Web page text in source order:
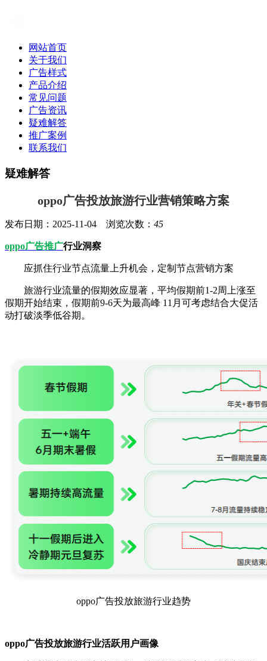
网站首页
关于我们
广告样式
产品介绍
常见问题
广告资讯
疑难解答
推广案例
联系我们
疑难解答
oppo广告投放旅游行业营销策略方案
发布日期：2025-11-04 浏览次数： 45
oppo广告推广行业洞察
应抓住行业节点流量上升机会，定制节点营销方案
旅游行业流量的假期效应显著，平均假期前1-2周上涨至
假期开始结束，假期前9-6天为最高峰 11月可考虑结合大促活
动打破淡季低谷期。
oppo广告投放旅游行业趋势
oppo广告投放旅游行业活跃用户画像